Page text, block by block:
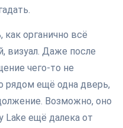
как органично всё
визуал. Даже после
чего-то не
рядом ещё одна дверь,
Возможно, оно
Lake ещё далека от